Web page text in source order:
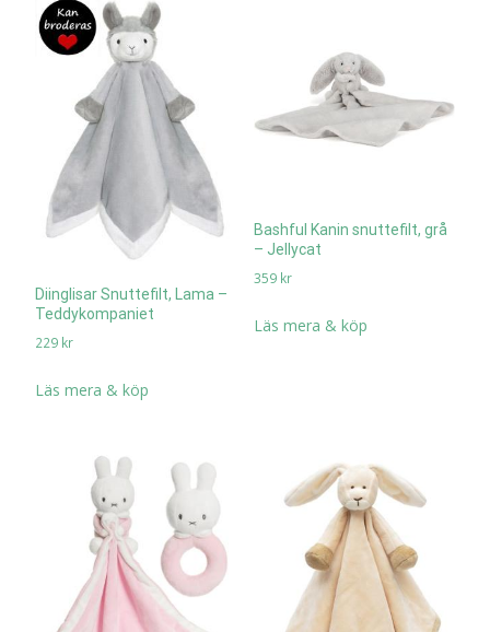
Diinglisar Snuttefilt, Lama –
Teddykompaniet
229 kr
Läs mera & köp
Bashful Kanin snuttefilt, grå
– Jellycat
359 kr
Läs mera & köp